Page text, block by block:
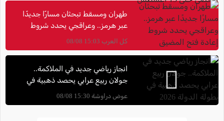
طهران ومسقط تبحثان مسارًا جديدًا
عبر هرمز.. وعراقجي يحدد شروط
إعادة فتح المضيق
كل العرب 15:03 08/08
انجاز رياضي جديد في الملاكمة..
جولان ربيع عرابي يحصد ذهبية في
بطولة الدولة 2026
عوض دراوشة 15:30 08/08